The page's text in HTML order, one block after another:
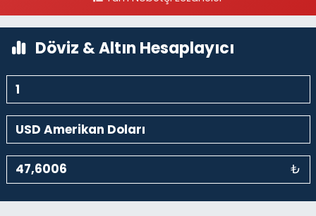
Döviz & Altın Hesaplayıcı
₺